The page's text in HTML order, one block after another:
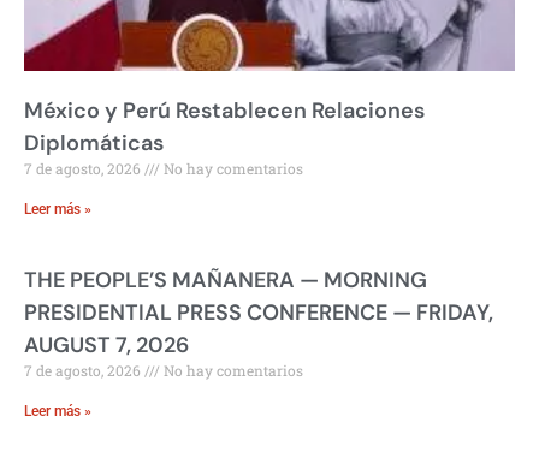
México y Perú Restablecen Relaciones
Diplomáticas
7 de agosto, 2026 No hay comentarios
Leer más »
THE PEOPLE’S MAÑANERA — MORNING
PRESIDENTIAL PRESS CONFERENCE — FRIDAY,
AUGUST 7, 2026
7 de agosto, 2026 No hay comentarios
Leer más »